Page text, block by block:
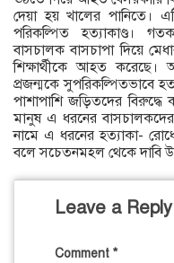
দেয়া হয় খালের পানিতে।
পরিকল্পিত হত্যাকাণ্ড।
বাসচালক বাসচাপা দিয়ে
শিক্ষার্থীকে আহত করেছে।
প্রজন্মকে সুপরিকল্পিতভাবে
পাশাপাশি জড়িতদের
মানুষ এ ধরনের বাসচালকদের
নামে এ ধরনের হত্যাকা-
বলে সচেতনমহল থেকে দাবি
Leave a Reply
Comment *